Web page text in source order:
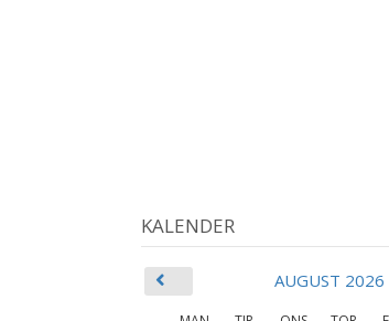
KALENDER
AUGUST 2026